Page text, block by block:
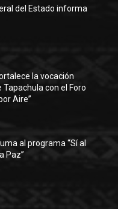
del Estado informa
la vocación
con el Foro
Aire”
al programa “Sí al
Paz”